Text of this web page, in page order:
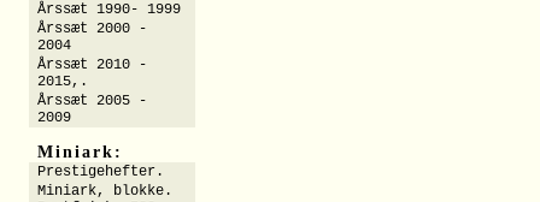
Årssæt 1990- 1999
Årssæt 2000 -
2004
Årssæt 2010 -
2015,.
Årssæt 2005 -
2009
Miniark:
Prestigehefter.
Miniark, blokke.